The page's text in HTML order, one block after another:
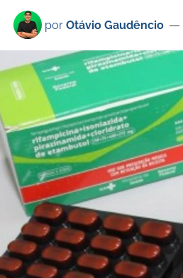
por Otávio Gaudêncio